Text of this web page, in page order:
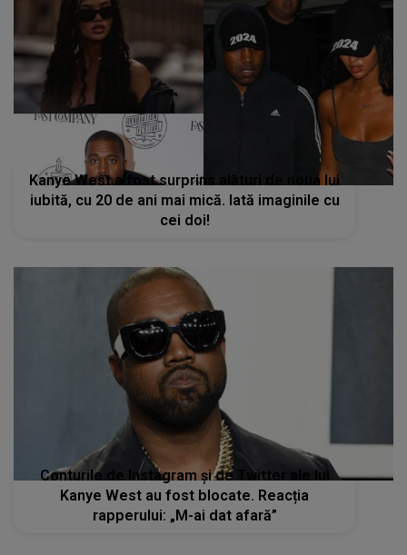
Kanye West a fost surprins alături de noua lui
iubită, cu 20 de ani mai mică. Iată imaginile cu
cei doi!
Conturile de Instagram și de Twitter ale lui
Kanye West au fost blocate. Reacția
rapperului: „M-ai dat afară”